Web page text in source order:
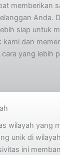
memberikan
Anda.
siap untuk
kami dan
yang lebih
wilayah yang
unik di
ini